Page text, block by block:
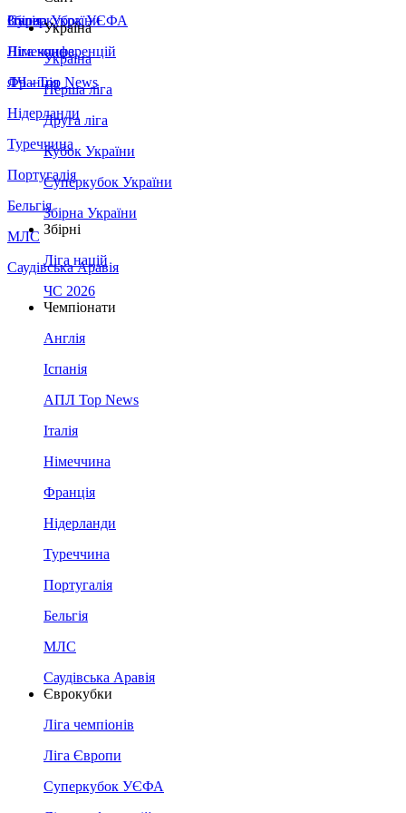
Збірна України
Італія
Німеччина
Франція
Нідерланди
Туреччина
Португалія
Бельгія
МЛС
Саудівська Аравія
Суперкубок УЄФА
Ліга конференцій
ЛЧ - Top News
Україна
Україна
Перша ліга
Друга ліга
Кубок України
Суперкубок України
Збірна України
Збірні
Ліга націй
ЧС 2026
Чемпіонати
Англія
Іспанія
АПЛ Top News
Італія
Німеччина
Франція
Нідерланди
Туреччина
Португалія
Бельгія
МЛС
Саудівська Аравія
Єврокубки
Ліга чемпіонів
Ліга Європи
Суперкубок УЄФА